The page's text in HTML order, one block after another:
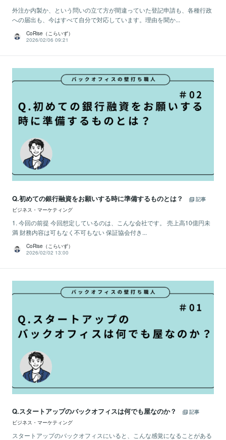
外注か内製か、という問いの立て方が間違っていた登記申請も、各種行政
への届出も、今はすべて自分で対応しています。理由を聞か...
CoRise（こらいず）
2026/02/06 09:21
Q.初めての銀行融資をお願いする時に準備するものとは？
記事
ビジネス・マーケティング
1. 今回の前提 今回想定しているのは、こんな会社です。 売上高10億円未
満 財務内容は可もなく不可もない 保証協会付き...
CoRise（こらいず）
2026/02/02 13:00
Q.スタートアップのバックオフィスは何でも屋なのか？
記事
ビジネス・マーケティング
スタートアップのバックオフィスにいると、こんな感覚になることがある